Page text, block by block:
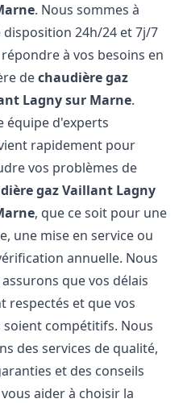
. Nous sommes à
disposition 24h/24 et 7j/7
à vos besoins en
dechaudière gaz
Lagny sur Marne.
équipe d'experts
rapidement pour
vos problèmes de
gaz Vaillant Lagny
, que ce soit pour une
une mise en service ou
annuelle. Nous
que vos délais
respectés et que vos
compétitifs. Nous
des services de qualité,
et des conseils
aider à choisir la